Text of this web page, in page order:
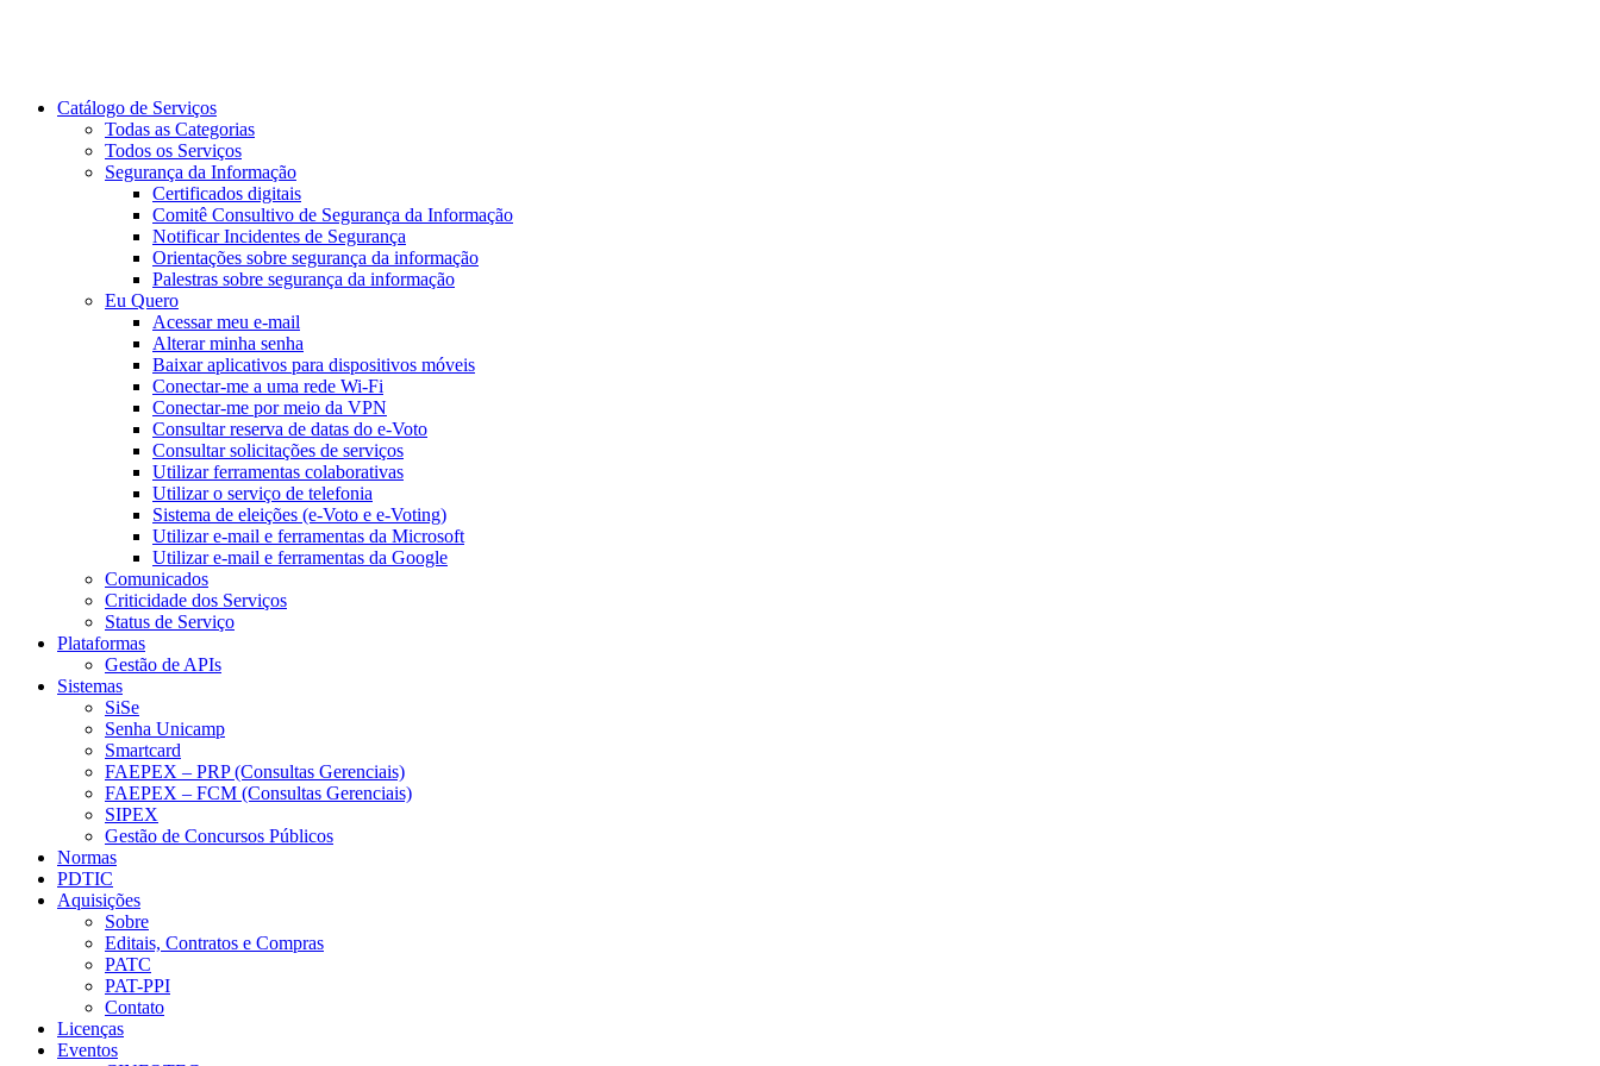
Catálogo de Serviços
Todas as Categorias
Todos os Serviços
Segurança da Informação
Certificados digitais
Comitê Consultivo de Segurança da Informação
Notificar Incidentes de Segurança
Orientações sobre segurança da informação
Palestras sobre segurança da informação
Eu Quero
Acessar meu e-mail
Alterar minha senha
Baixar aplicativos para dispositivos móveis
Conectar-me a uma rede Wi-Fi
Conectar-me por meio da VPN
Consultar reserva de datas do e-Voto
Consultar solicitações de serviços
Utilizar ferramentas colaborativas
Utilizar o serviço de telefonia
Sistema de eleições (e-Voto e e-Voting)
Utilizar e-mail e ferramentas da Microsoft
Utilizar e-mail e ferramentas da Google
Comunicados
Criticidade dos Serviços
Status de Serviço
Plataformas
Gestão de APIs
Sistemas
SiSe
Senha Unicamp
Smartcard
FAEPEX – PRP (Consultas Gerenciais)
FAEPEX – FCM (Consultas Gerenciais)
SIPEX
Gestão de Concursos Públicos
Normas
PDTIC
Aquisições
Sobre
Editais, Contratos e Compras
PATC
PAT-PPI
Contato
Licenças
Eventos